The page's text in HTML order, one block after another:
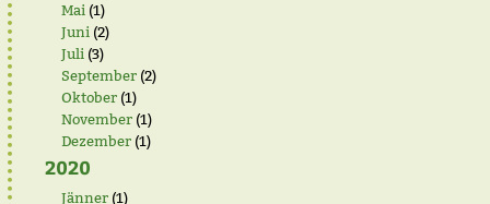
Mai (1)
Juni (2)
Juli (3)
September(2)
Oktober(1)
November(1)
Dezember(1)
2020
Jänner(1)